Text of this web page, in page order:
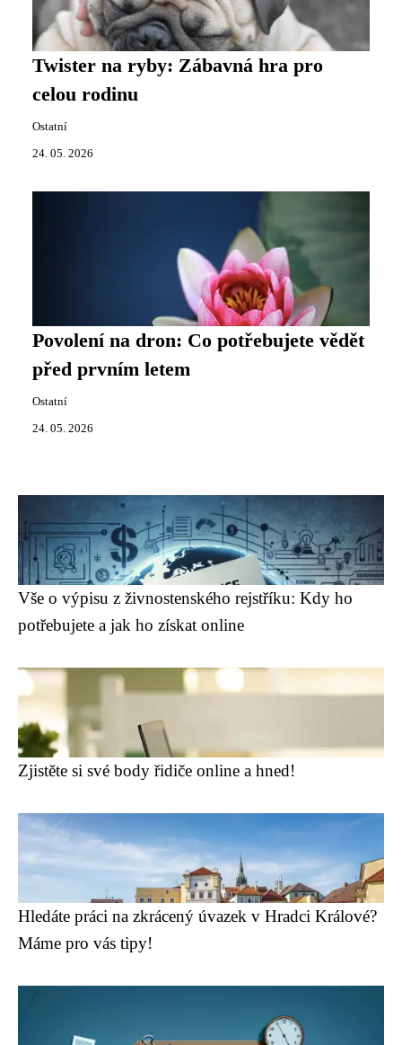
Twister na ryby: Zábavná hra pro
celou rodinu
Ostatní
24. 05. 2026
Povolení na dron: Co potřebujete vědět
před prvním letem
Ostatní
24. 05. 2026
Vše o výpisu z živnostenského rejstříku: Kdy ho
potřebujete a jak ho získat online
Zjistěte si své body řidiče online a hned!
Hledáte práci na zkrácený úvazek v Hradci Králové?
Máme pro vás tipy!